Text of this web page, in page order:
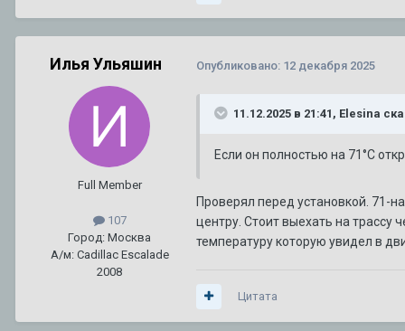
Илья Ульяшин
Full Member
107
Город: Москва
А/м: Cadillac Escalade
2008
Опубликовано: 12 декабря 2025
11.12.2025 в 21:41, Elesina
Если он полностью на 71°С
Проверял перед установкой. 71-
центру. Стоит выехать на трассу
температуру которую увидел в
Цитата